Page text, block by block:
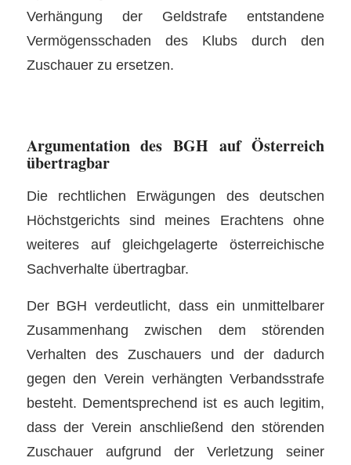
Verhängung der Geldstrafe entstandene
Vermögensschaden des Klubs durch den
Zuschauer zu ersetzen.
Argumentation des BGH auf Österreich
übertragbar
Die rechtlichen Erwägungen des deutschen
Höchstgerichts sind meines Erachtens ohne
weiteres auf gleichgelagerte österreichische
Sachverhalte übertragbar.
Der BGH verdeutlicht, dass ein unmittelbarer
Zusammenhang zwischen dem störenden
Verhalten des Zuschauers und der dadurch
gegen den Verein verhängten Verbandsstrafe
besteht. Dementsprechend ist es auch legitim,
dass der Verein anschließend den störenden
Zuschauer aufgrund der Verletzung seiner